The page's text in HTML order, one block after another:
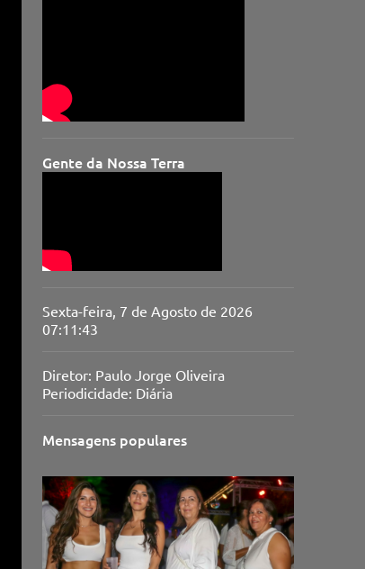
Gente da Nossa Terra
Sexta-feira, 7 de Agosto de 2026
07:11:44
Diretor: Paulo Jorge Oliveira
Periodicidade: Diária
Mensagens populares